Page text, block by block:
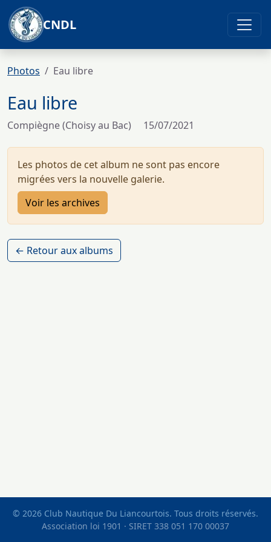
CNDL
Photos Eau libre
Eau libre
Compiègne (Choisy au Bac) 15/07/2021
Les photos de cet album ne sont pas encore
migrées vers la nouvelle galerie.
Voir les archives
← Retour aux albums
© 2026 Club Nautique Du Liancourtois. Tous droits réservés.
Association loi 1901 · SIRET 338 051 170 00037